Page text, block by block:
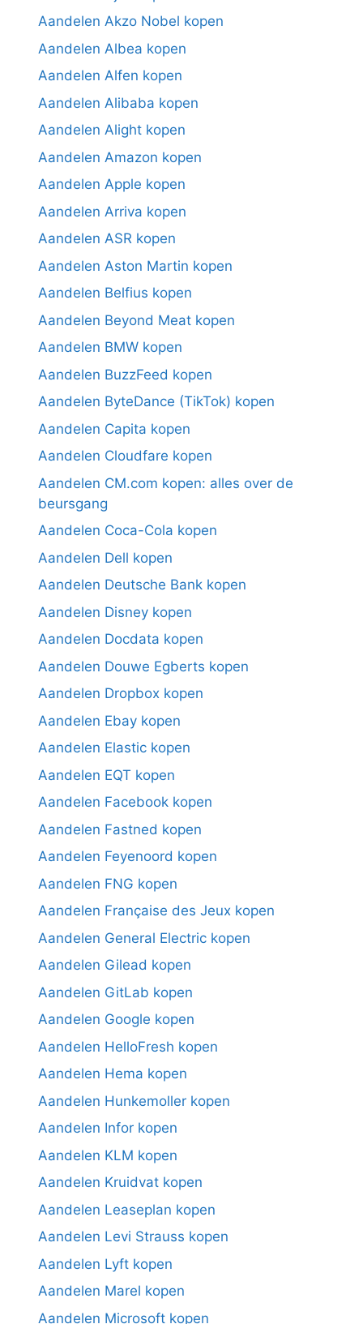
Aandelen Akzo Nobel kopen
Aandelen Albea kopen
Aandelen Alfen kopen
Aandelen Alibaba kopen
Aandelen Alight kopen
Aandelen Amazon kopen
Aandelen Apple kopen
Aandelen Arriva kopen
Aandelen ASR kopen
Aandelen Aston Martin kopen
Aandelen Belfius kopen
Aandelen Beyond Meat kopen
Aandelen BMW kopen
Aandelen BuzzFeed kopen
Aandelen ByteDance (TikTok) kopen
Aandelen Capita kopen
Aandelen Cloudfare kopen
Aandelen CM.com kopen: alles over de
beursgang
Aandelen Coca-Cola kopen
Aandelen Dell kopen
Aandelen Deutsche Bank kopen
Aandelen Disney kopen
Aandelen Docdata kopen
Aandelen Douwe Egberts kopen
Aandelen Dropbox kopen
Aandelen Ebay kopen
Aandelen Elastic kopen
Aandelen EQT kopen
Aandelen Facebook kopen
Aandelen Fastned kopen
Aandelen Feyenoord kopen
Aandelen FNG kopen
Aandelen Française des Jeux kopen
Aandelen General Electric kopen
Aandelen Gilead kopen
Aandelen GitLab kopen
Aandelen Google kopen
Aandelen HelloFresh kopen
Aandelen Hema kopen
Aandelen Hunkemoller kopen
Aandelen Infor kopen
Aandelen KLM kopen
Aandelen Kruidvat kopen
Aandelen Leaseplan kopen
Aandelen Levi Strauss kopen
Aandelen Lyft kopen
Aandelen Marel kopen
Aandelen Microsoft kopen